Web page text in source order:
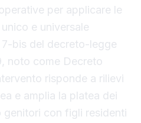
per applicare le
e universale
bis del decreto-legge
noto come Decreto
risponde a rilievi
e amplia la platea dei
con figli residenti